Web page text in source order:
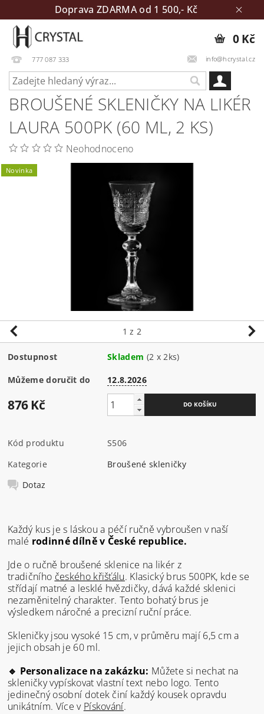
Doprava ZDARMA od 1 500,- Kč
777 087 333 info@hcrystal.cz
0 Kč
BROUŠENÉ SKLENIČKY NA LIKÉR
LAURA 500PK (60 ML, 2 KS)
Neohodnoceno
Novinka
1 z 2
Dostupnost Skladem (2 x 2ks)
Můžeme doručit do 12.8.2026
876 Kč
Kód produktu
S506
Kategorie
Broušené skleničky
Dotaz
Každý kus je s láskou a péčí ručně vybroušen v naší
malé rodinné dílně v České republice.
Jde o ručně broušené sklenice na likér z
tradičního českého křišťálu. Klasický brus 500PK, kde se
střídají matné a lesklé hvězdičky, dává každé sklenici
nezaměnitelný charakter. Tento bohatý brus je
výsledkem náročné a precizní ruční práce.
Skleničky jsou vysoké 15 cm, v průměru mají 6,5 cm a
jejich obsah je 60 ml.
🔹 Personalizace na zakázku: Můžete si nechat na
skleničky vypískovat vlastní text nebo logo. Tento
jedinečný osobní dotek činí každý kousek opravdu
unikátním. Více v Pískování.